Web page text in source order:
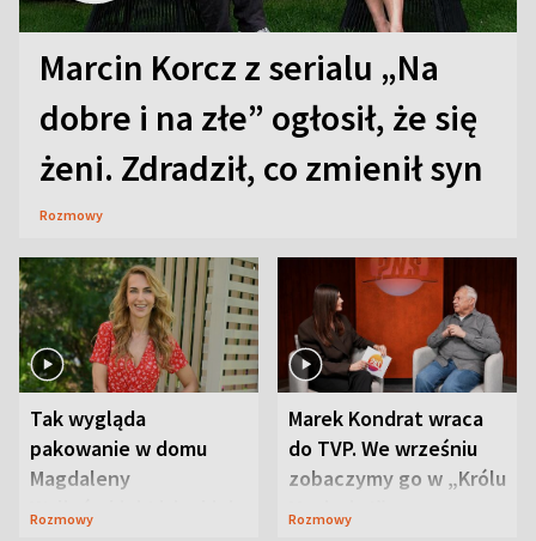
Marcin Korcz z serialu „Na
dobre i na złe” ogłosił, że się
żeni. Zdradził, co zmienił syn
Rozmowy
Tak wygląda
pakowanie w domu
Magdaleny
Waligórskiej-Lisieckiej.
Rozmowy
Marek Kondrat wraca
do TVP. We wrześniu
zobaczymy go w „Królu
Maciusiu I”
Rozmowy